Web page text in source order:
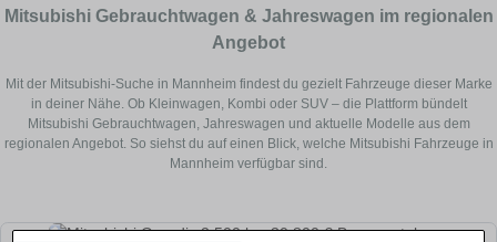
Mitsubishi Gebrauchtwagen & Jahreswagen im regionalen
Angebot
Mit der Mitsubishi-Suche in Mannheim findest du gezielt Fahrzeuge dieser Marke
in deiner Nähe. Ob Kleinwagen, Kombi oder SUV – die Plattform bündelt
Mitsubishi Gebrauchtwagen, Jahreswagen und aktuelle Modelle aus dem
regionalen Angebot. So siehst du auf einen Blick, welche Mitsubishi Fahrzeuge in
Mannheim verfügbar sind.